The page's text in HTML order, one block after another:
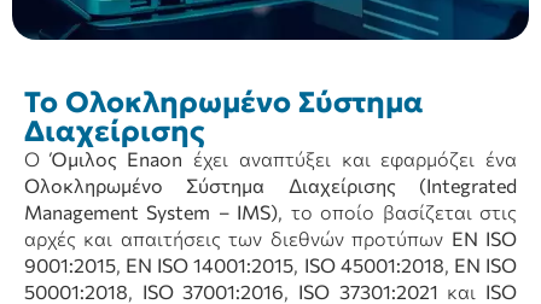
Το Ολοκληρωμένο Σύστημα
Διαχείρισης
ΟΌμιλος Enaon έχει αναπτύξει και εφαρμόζει ένα
Ολοκληρωμένο Σύστημα Διαχείρισης (Integrated
Management System – IMS), το οποίο βασίζεται στις
αρχές και απαιτήσεις των διεθνών προτύπων EN ISO
9001:2015, EN ISO 14001:2015, ISO 45001:2018, EN ISO
50001:2018, ISO 37001:2016, ISO 37301:2021 και ISO